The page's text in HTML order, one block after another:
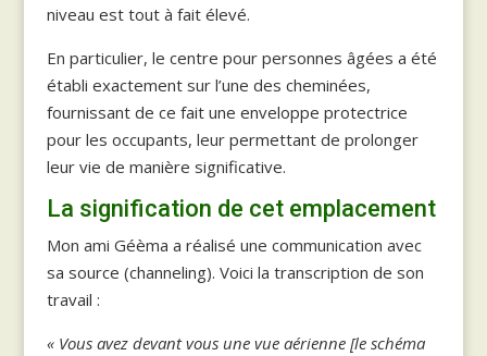
niveau est tout à fait élevé.
En particulier, le centre pour personnes âgées a été
établi exactement sur l’une des cheminées,
fournissant de ce fait une enveloppe protectrice
pour les occupants, leur permettant de prolonger
leur vie de manière significative.
La signification de cet emplacement
Mon ami Géèma a réalisé une communication avec
sa source (channeling). Voici la transcription de son
travail :
« Vous avez devant vous une vue aérienne [le schéma